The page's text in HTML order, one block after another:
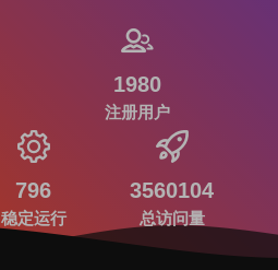
1980
注册用户
796
稳定运行
3560104
总访问量